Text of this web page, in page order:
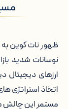
ظهور نات کوین به
نوسانات شدید
ارزهای دیجیتال
اتخاذ استراتژی
مستمر این چالش